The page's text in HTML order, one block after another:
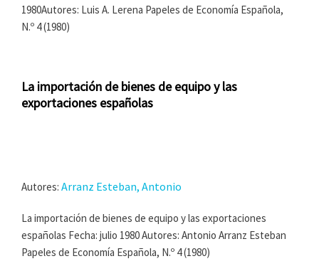
1980Autores: Luis A. Lerena Papeles de Economía Española,
N.º 4 (1980)
La importación de bienes de equipo y las
exportaciones españolas
La importación de bienes de equipo y las exportaciones
españolas Fecha: julio 1980 Autores: Antonio Arranz Esteban
Papeles de Economía Española, N.º 4 (1980)
Autores: Arranz Esteban, Antonio